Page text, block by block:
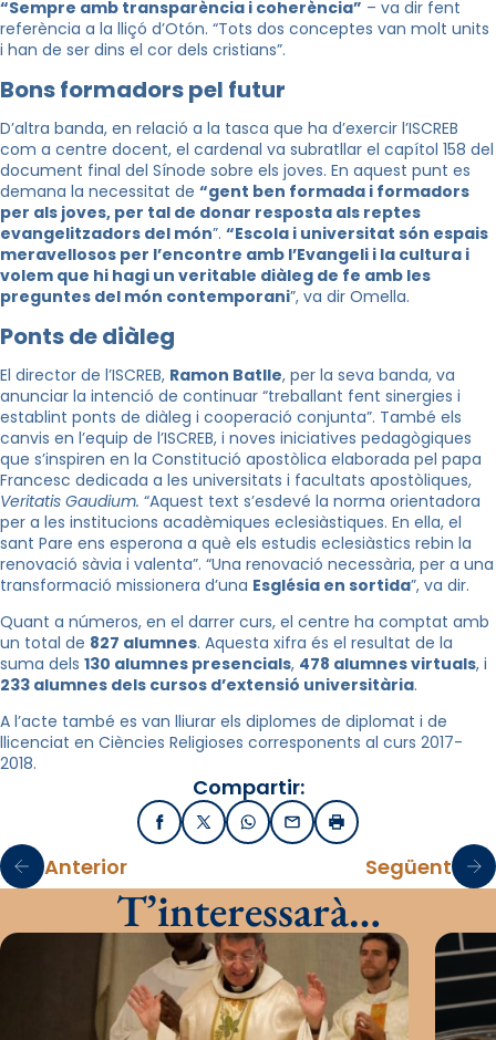
“Sempre amb transparència i coherència” – va dir fent
referència a la lliçó d’Otón. “Tots dos conceptes van molt units
i han de ser dins el cor dels cristians”.
Bons formadors pel futur
D’altra banda, en relació a la tasca que ha d’exercir l’ISCREB
com a centre docent, el cardenal va subratllar el capítol 158 del
document final del Sínode sobre els joves. En aquest punt es
demana la necessitat de “gent ben formada i formadors
per als joves, per tal de donar resposta als reptes
evangelitzadors del món”. “Escola i universitat són espais
meravellosos per l’encontre amb l’Evangeli i la cultura i
volem que hi hagi un veritable diàleg de fe amb les
preguntes del món contemporani”, va dir Omella.
Ponts de diàleg
El director de l’ISCREB, Ramon Batlle, per la seva banda, va
anunciar la intenció de continuar “treballant fent sinergies i
establint ponts de diàleg i cooperació conjunta”. També els
canvis en l’equip de l’ISCREB, i noves iniciatives pedagògiques
que s’inspiren en la Constitució apostòlica elaborada pel papa
Francesc dedicada a les universitats i facultats apostòliques,
Veritatis Gaudium. “Aquest text s’esdevé la norma orientadora
per a les institucions acadèmiques eclesiàstiques. En ella, el
sant Pare ens esperona a què els estudis eclesiàstics rebin la
renovació sàvia i valenta”. “Una renovació necessària, per a una
transformació missionera d’una Església en sortida”, va dir.
Quant a números, en el darrer curs, el centre ha comptat amb
un total de 827 alumnes. Aquesta xifra és el resultat de la
suma dels 130 alumnes presencials, 478 alumnes virtuals, i
233 alumnes dels cursos d’extensió universitària.
A l’acte també es van lliurar els diplomes de diplomat i de
llicenciat en Ciències Religioses corresponents al curs 2017-
2018.
Compartir:
FacebookX / TwitterWhatsApp
EmailImprimir
Anterior Següent
T’interessarà…